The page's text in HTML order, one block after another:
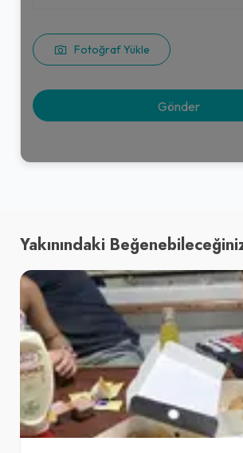
Fotoğraf Yükle
Yakınındaki